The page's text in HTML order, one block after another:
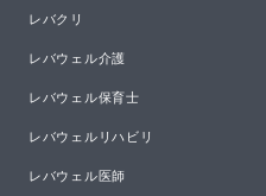
レバクリ
レバウェル介護
レバウェル保育士
レバウェルリハビリ
レバウェル医師